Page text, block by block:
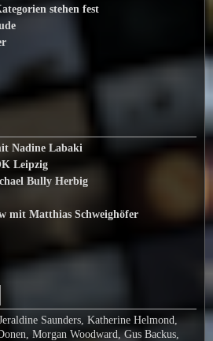
stehen fest
Nadine Labaki
Leipzig
Bully Herbig
mit Matthias Schweighöfer
Saunders, Katherine Helmond,
Morgan Woodward, Gus Backus,